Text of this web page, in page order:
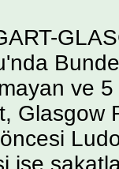
ve
Glasgow
ise